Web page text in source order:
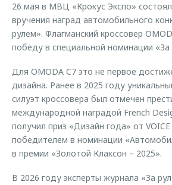
Калькулятор трейд-ин
Одежда и сувениры
Оригинальные аксессуары
Запчасти
26 мая в МВЦ «Крокус Экспо»
вручения наград автомобильного
рулем». Флагманский кроссовер
победу в специальной номинации
Для OMODA C7 это не первое
дизайна. Ранее в 2025 году
силуэт кроссовера был отмечен
международной наградой French
получил приз «Дизайн года» от VOICE
победителем в номинации
в премии «Золотой Клаксон – 2025».
В 2026 году эксперты журнала «За